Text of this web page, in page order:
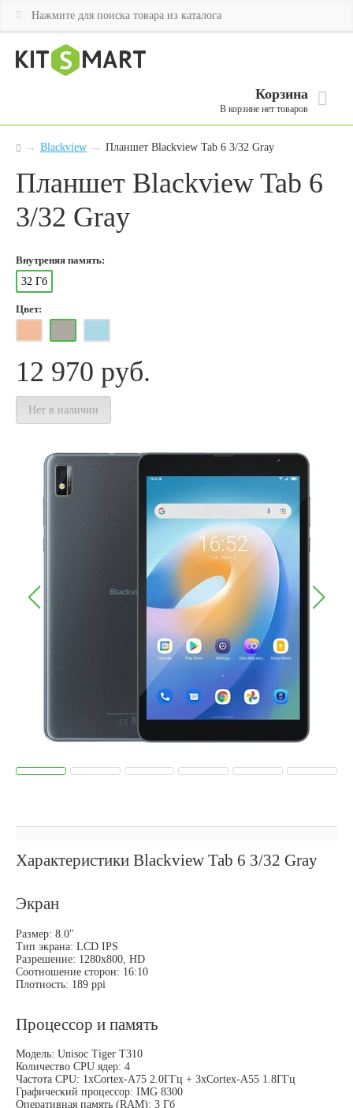
Корзина
В корзине нет товаров
→ Blackview → Планшет Blackview Tab 6 3/32 Gray
Планшет Blackview Tab 6
3/32 Gray
Внутреняя память:
32 Гб
Цвет:
12 970 руб.
Нет в наличии
Характеристики Blackview Tab 6 3/32 Gray
Экран
Размер: 8.0"
Тип экрана: LCD IPS
Разрешение: 1280x800, HD
Соотношение сторон: 16:10
Плотность: 189 ppi
Процессор и память
Модель: Unisoc Tiger T310
Количество CPU ядер: 4
Частота CPU: 1xCortex-A75 2.0ГГц + 3xCortex-A55 1.8ГГц
Графический процессор: IMG 8300
Оперативная память (RAM): 3 Гб